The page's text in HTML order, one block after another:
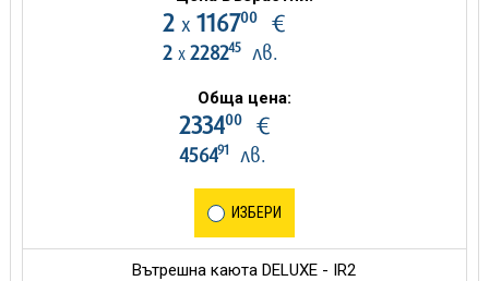
2 х 116700€
2 х 228245лв.
Обща цена:
233400€
456491 лв.
ИЗБЕРИ
Вътрешна каюта DELUXE - IR2